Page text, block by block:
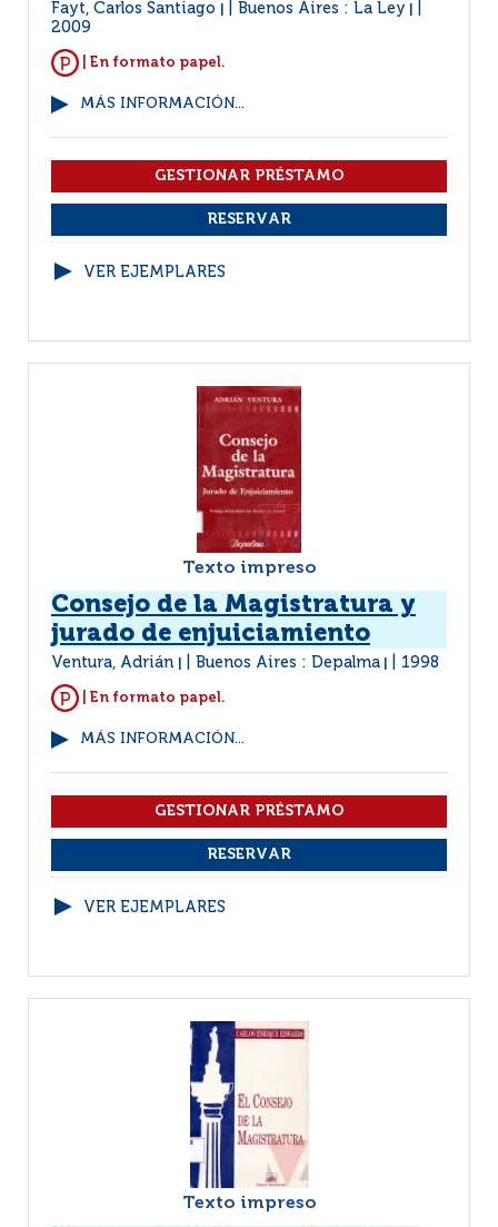
Fayt, Carlos Santiago Buenos Aires : La Ley
2009
| En formato papel.
MÁS INFORMACIÓN...
VER EJEMPLARES
Texto impreso
Consejo de la Magistratura y
jurado de enjuiciamiento
Ventura, Adrián Buenos Aires : Depalma 1998
| En formato papel.
MÁS INFORMACIÓN...
VER EJEMPLARES
Texto impreso